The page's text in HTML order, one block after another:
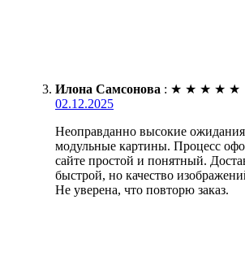
Илона Самсонова : ★ ★ ★ ★ ★
02.12.2025
Неоправданно высокие
модульные картины. Процесс
сайте простой и понятный.
быстрой, но качество
Не уверена, что повторю заказ.